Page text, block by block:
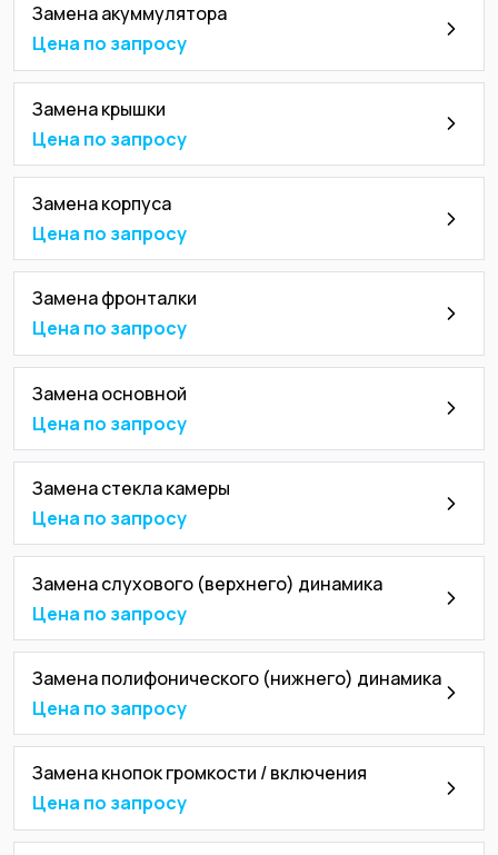
Замена акуммулятора
Цена по запросу
Замена крышки
Цена по запросу
Замена корпуса
Цена по запросу
Замена фронталки
Цена по запросу
Замена основной
Цена по запросу
Замена стекла камеры
Цена по запросу
Замена слухового (верхнего) динамика
Цена по запросу
Замена полифонического (нижнего) динамика
Цена по запросу
Замена кнопок громкости / включения
Цена по запросу